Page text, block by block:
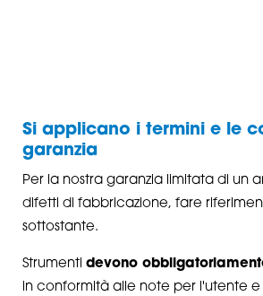
Si applicano i termini e le
garanzia
Per la nostra garanzia limitata di un
difetti di fabbricazione, fare
sottostante.
Strumenti devono
in conformità alle note per l'utente e